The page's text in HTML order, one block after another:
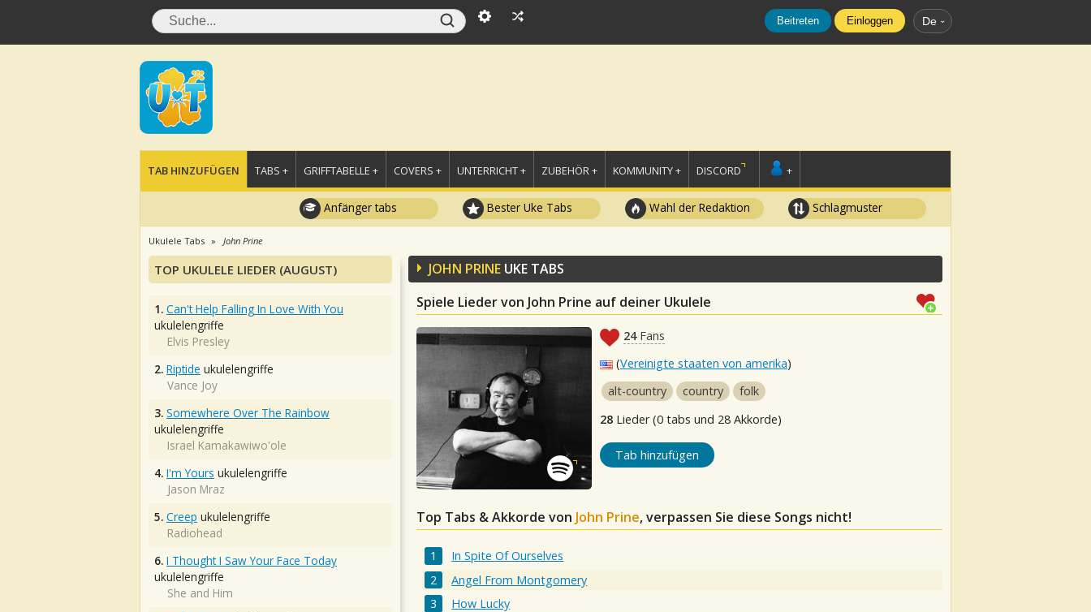
Beitreten Einloggen De
TAB HINZUFÜGEN TABS + GRIFFTABELLE + COVERS + UNTERRICHT + ZUBEHÖR + KOMMUNITY + DISCORD +
Anfänger tabs Bester Uke Tabs Wahl der Redaktion Schlagmuster
Ukulele Tabs John Prine
JOHN PRINE UKE TABS
Spiele Lieder von John Prine auf deiner Ukulele
24Fans
(Vereinigte staaten von amerika)
alt-country
country
folk
28 Lieder (0 tabs und 28 Akkorde)
Tab hinzufügen
Top Tabs & Akkorde von John Prine, verpassen Sie diese Songs nicht!
In Spite Of Ourselves
Angel From Montgomery
How Lucky
TOP UKULELE LIEDER (AUGUST)
1. Can't Help Falling In Love With You
ukulelengriffe
Elvis Presley
2. Riptide ukulelengriffe
Vance Joy
3. Somewhere Over The Rainbow
ukulelengriffe
Israel Kamakawiwo'ole
4. I'm Yours ukulelengriffe
Jason Mraz
5. Creep ukulelengriffe
Radiohead
6. I Thought I Saw Your Face Today
ukulelengriffe
She and Him